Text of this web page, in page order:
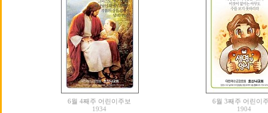
6월 4째주 어린이주보
1934
6월 3째주 어린이
1904